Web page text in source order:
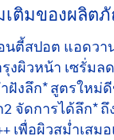
เติมของผลิ
นตี้สปอต แอดวา
งผิวหน้า เซรั่มล
ฝังลึก* สูตรใหม่ดี
2 จัดการได้ลึก*
เพื่อผิวสม่ำเสม